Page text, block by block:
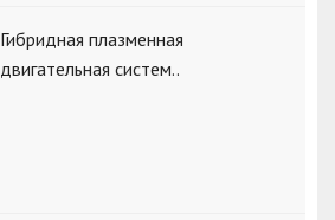
Гибридная плазменная
двигательная систем..